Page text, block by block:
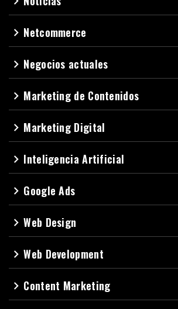
navigate_next Netcommerce
navigate_next Negocios actuales
navigate_next Marketing de Contenidos
navigate_next Marketing Digital
navigate_next Inteligencia Artificial
navigate_next Google Ads
navigate_nextWeb Design
navigate_nextWeb Development
navigate_next Content Marketing